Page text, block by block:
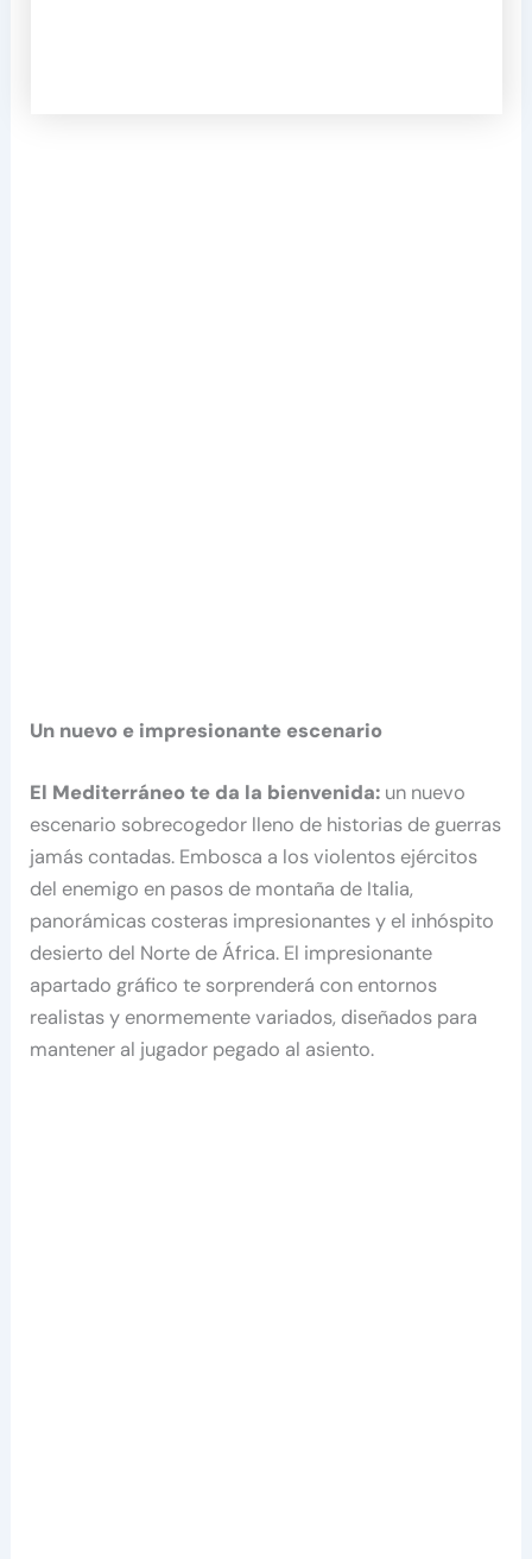
Un nuevo e impresionante escenario
El Mediterráneo te da la bienvenida: un nuevo
escenario sobrecogedor lleno de historias de guerras
jamás contadas. Embosca a los violentos ejércitos
del enemigo en pasos de montaña de Italia,
panorámicas costeras impresionantes y el inhóspito
desierto del Norte de África. El impresionante
apartado gráfico te sorprenderá con entornos
realistas y enormemente variados, diseñados para
mantener al jugador pegado al asiento.​